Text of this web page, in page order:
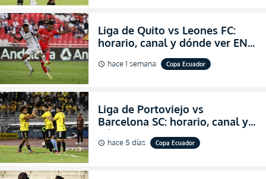
Liga de Quito vs Leones FC:
horario, canal y dónde ver EN
VIVO los octavos de final de la
Copa Ecuador 2026
schedule hace 1 semana Copa Ecuador
Liga de Portoviejo vs
Barcelona SC: horario, canal y
dónde ver EN VIVO los octavos
de final de la Copa Ecuador
schedule hace 5 días Copa Ecuador